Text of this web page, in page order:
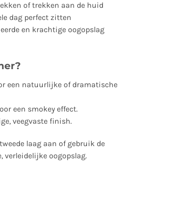
of trekken aan de huid
dag perfect zitten
en krachtige oogopslag
een natuurlijke of dramatische
een smokey effect.
veegvaste finish.
laag aan of gebruik de
verleidelijke oogopslag.